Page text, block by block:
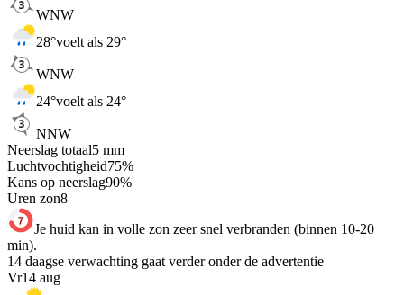
WNW
28°voelt als 29°
WNW
24°voelt als 24°
NNW
Neerslag totaal5 mm
Luchtvochtigheid75%
Kans op neerslag90%
Uren zon8
Je huid kan in volle zon zeer snel verbranden (binnen 10-20
min).
14 daagse verwachting gaat verder onder de advertentie
Vr14 aug